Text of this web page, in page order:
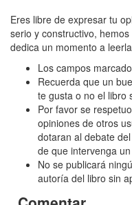
Eres libre de expresar tu
serio y constructivo,
dedica un momento a
Los campos
Recuerda que un
te gusta o no el libro
Por favor se
opiniones de otros
dotaran al debate
de que intervenga
No se publicará
autoría del libro sin